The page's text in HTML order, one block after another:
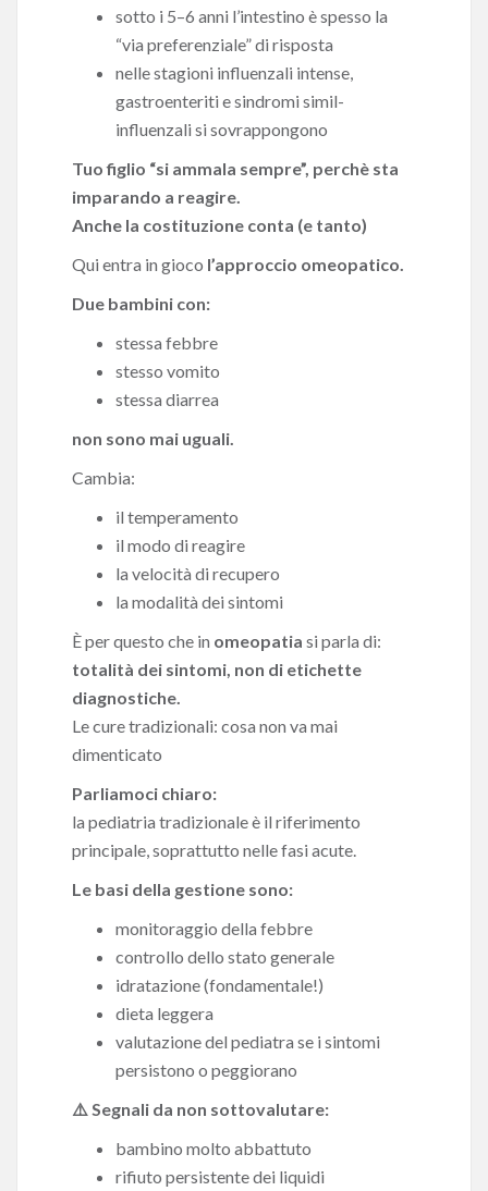
sotto i 5–6 anni l’intestino è spesso la
“via preferenziale” di risposta
nelle stagioni influenzali intense,
gastroenteriti e sindromi simil-
influenzali si sovrappongono
Tuo figlio “si ammala sempre”, perchè sta
imparando a reagire.
Anche la costituzione conta (e tanto)
Qui entra in gioco l’approccio omeopatico.
Due bambini con:
stessa febbre
stesso vomito
stessa diarrea
non sono mai uguali.
Cambia:
il temperamento
il modo di reagire
la velocità di recupero
la modalità dei sintomi
È per questo che in omeopatia si parla di:
totalità dei sintomi, non di etichette
diagnostiche.
Le cure tradizionali: cosa non va mai
dimenticato
Parliamoci chiaro:
la pediatria tradizionale è il riferimento
principale, soprattutto nelle fasi acute.
Le basi della gestione sono:
monitoraggio della febbre
controllo dello stato generale
idratazione (fondamentale!)
dieta leggera
valutazione del pediatra se i sintomi
persistono o peggiorano
⚠️ Segnali da non sottovalutare:
bambino molto abbattuto
rifiuto persistente dei liquidi